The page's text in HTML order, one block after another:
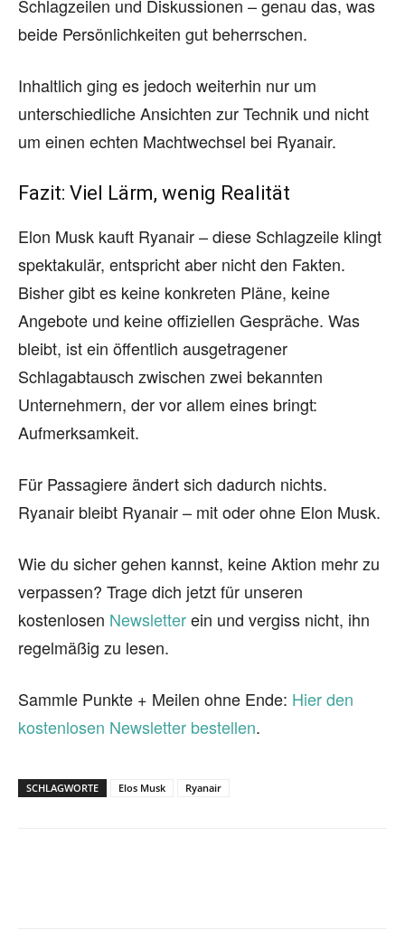
Schlagzeilen und Diskussionen – genau das, was
beide Persönlichkeiten gut beherrschen.
Inhaltlich ging es jedoch weiterhin nur um
unterschiedliche Ansichten zur Technik und nicht
um einen echten Machtwechsel bei Ryanair.
Fazit: Viel Lärm, wenig Realität
Elon Musk kauft Ryanair – diese Schlagzeile klingt
spektakulär, entspricht aber nicht den Fakten.
Bisher gibt es keine konkreten Pläne, keine
Angebote und keine offiziellen Gespräche. Was
bleibt, ist ein öffentlich ausgetragener
Schlagabtausch zwischen zwei bekannten
Unternehmern, der vor allem eines bringt:
Aufmerksamkeit.
Für Passagiere ändert sich dadurch nichts.
Ryanair bleibt Ryanair – mit oder ohne Elon Musk.
Wie du sicher gehen kannst, keine Aktion mehr zu
verpassen? Trage dich jetzt für unseren
kostenlosen Newsletterein und vergiss nicht, ihn
regelmäßig zu lesen.
Sammle Punkte + Meilen ohne Ende: Hier den
kostenlosen Newsletter bestellen.
SCHLAGWORTE Elos Musk Ryanair